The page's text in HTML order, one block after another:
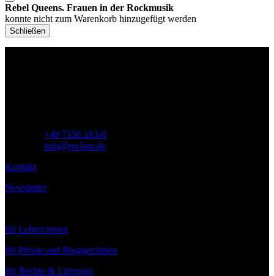
Rebel Queens. Frauen in der Rockmusik
konnte nicht zum Warenkorb hinzugefügt werden
Schließen
+49 7156 163-0
info@reclam.de
Kontakt
Newsletter
für Lehrer:innen
für Presse und Blogger:innen
für Rechte & Lizenzen